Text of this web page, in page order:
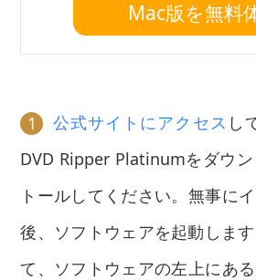
Mac版を無料
1 公式サイトにアクセス し
DVD Ripper Platinumをダウ
トールしてください。無事に
後、ソフトウェアを起動しま
て、ソフトウェアの左上にあ